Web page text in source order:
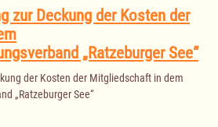
zur Deckung der Kosten der
„Ratzeburger See“
der Kosten der Mitgliedschaft in dem
„Ratzeburger See“